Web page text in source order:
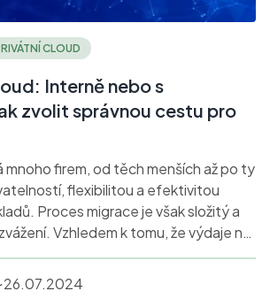
CLOUD
Interně nebo s
zvolit správnou cestu pro
mnoho firem, od těch menších až po ty
flexibilitou a efektivitou
Proces migrace je však složitý a
Vzhledem k tomu, že výdaje na
rostou, mohou se podniky ocitnout v
zvažovat, zda zvládnout
26.07.2024